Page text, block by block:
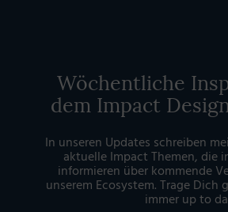
Wöchentliche
dem Impact
In unseren Updates schreiben
aktuelle Impact Themen, die
informieren über kommende
unserem Ecosystem. Trage Dich
immer up to